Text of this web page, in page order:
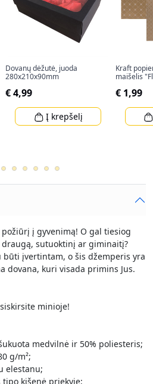
Dovanų dėžutė, juoda
280x210x90mm
€ 4,99
Į krepšelį
Kraft
maišelis
€ 1,99
į gyvenimą! O gal tiesiog
sutuoktinį ar giminaitį?
būti įvertintam, o šis džemperis yra
dovana, kuri visada primins Jus.
minioje!
medvilnė ir 50% poliesteris;
g/m²;
elestanu;
kišenė priekyje;